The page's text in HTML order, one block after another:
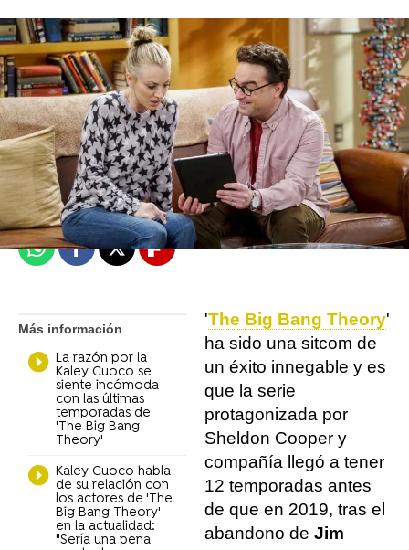
Objetivo TV
Madrid
Publicado:12 de julio de 2021, 16:22
WhatsappFacebook
X Flipboard
Más información
La razón por la
Kaley Cuoco se
siente incómoda
con las últimas
temporadas de
'The Big Bang
Theory'
Kaley Cuoco habla
de su relación con
los actores de 'The
Big Bang Theory'
en la actualidad:
"Sería una pena
'The Big Bang Theory'
ha sido una sitcom de
un éxito innegable y es
que la serie
protagonizada por
Sheldon Cooper y
compañía llegó a tener
12 temporadas antes
de que en 2019, tras el
abandono de Jim